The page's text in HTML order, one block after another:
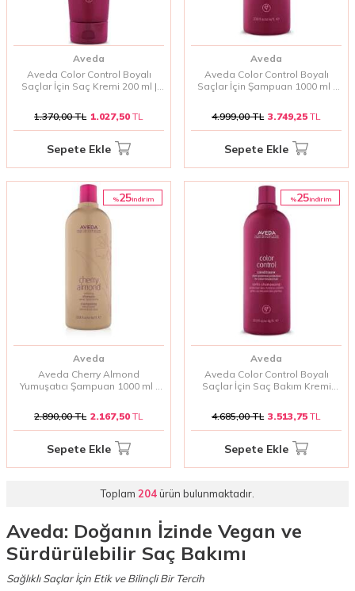
Aveda
Aveda Color Control Boyalı
Saçlar İçin Saç Kremi 200 ml |
1.370,00TL 1.027,50 TL
Sepete Ekle
Aveda
Aveda Color Control Boyalı
Saçlar İçin Şampuan 1000 ml |
4.999,00TL 3.749,25 TL
Sepete Ekle
%25i̇ndirim
Aveda
Aveda Cherry Almond
Yumuşatıcı Şampuan 1000 ml |
2.890,00TL 2.167,50 TL
Sepete Ekle
%25i̇ndirim
Aveda
Aveda Color Control Boyalı
Saçlar İçin Saç Bakım Kremi
4.685,00TL 3.513,75 TL
Sepete Ekle
Toplam 204ürün bulunmaktadır.
Aveda: Doğanın İzinde Vegan ve
Sürdürülebilir Saç Bakımı
Sağlıklı Saçlar İçin Etik ve Bilinçli Bir Tercih